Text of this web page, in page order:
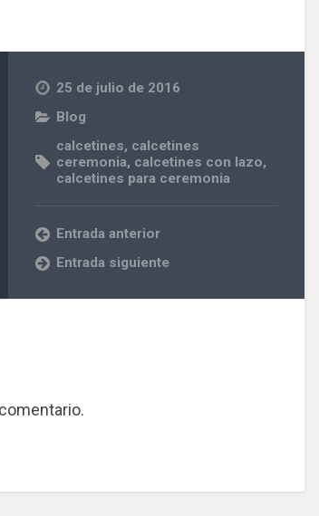
25 de julio de 2016
Blog
calcetines, calcetines
ceremonia, calcetines con lazo,
calcetines para ceremonia
Entrada anterior
Entrada siguiente